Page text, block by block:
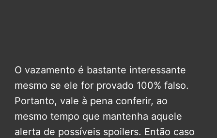
O vazamento é bastante interessante
mesmo se ele for provado 100% falso.
Portanto, vale à pena conferir, ao
mesmo tempo que mantenha aquele
alerta de possíveis spoilers. Então caso